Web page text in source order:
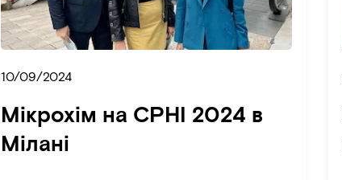
10/09/2024
Мікрохім на CPHI 2024 в
Мілані